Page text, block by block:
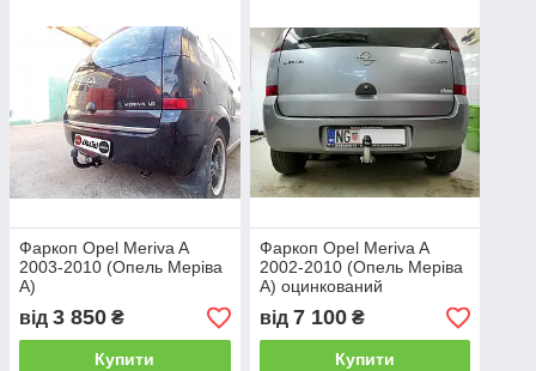
Фаркоп Opel Meriva A
2003-2010 (Опель Меріва
А)
від 3 850 ₴
Купити
Фаркоп Opel Meriva A
2002-2010 (Опель Меріва
А) оцинкований
від 7 100₴
Купити